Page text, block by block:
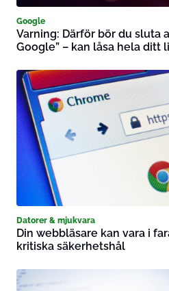
Google
Varning: Därför bör du sluta
Google” – kan låsa hela ditt
Datorer & mjukvara
Din webbläsare kan vara i
kritiska säkerhetshål